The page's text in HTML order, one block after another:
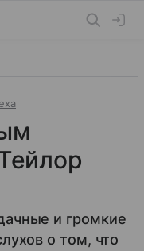
и громкие
о том, что